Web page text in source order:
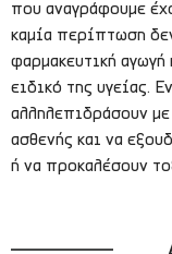
που αναγράφουμε
καμία περίπτωση
φαρμακευτική
ειδικό της υγείας.
αλληλεπιδράσουν
ασθενής και να
ή να προκαλέσουν